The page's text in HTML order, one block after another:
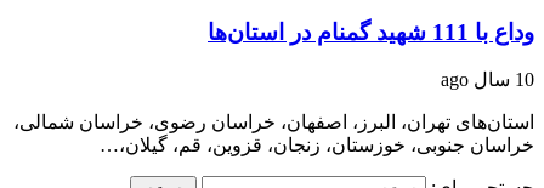
وداع با 111 شهید گمنام در استان‌ها
10 سال ago
استان‌های تهران، البرز، اصفهان، خراسان رضوی، خراسان شمالی،
خراسان جنوبی، خوزستان، زنجان، قزوین، قم، گیلان،…